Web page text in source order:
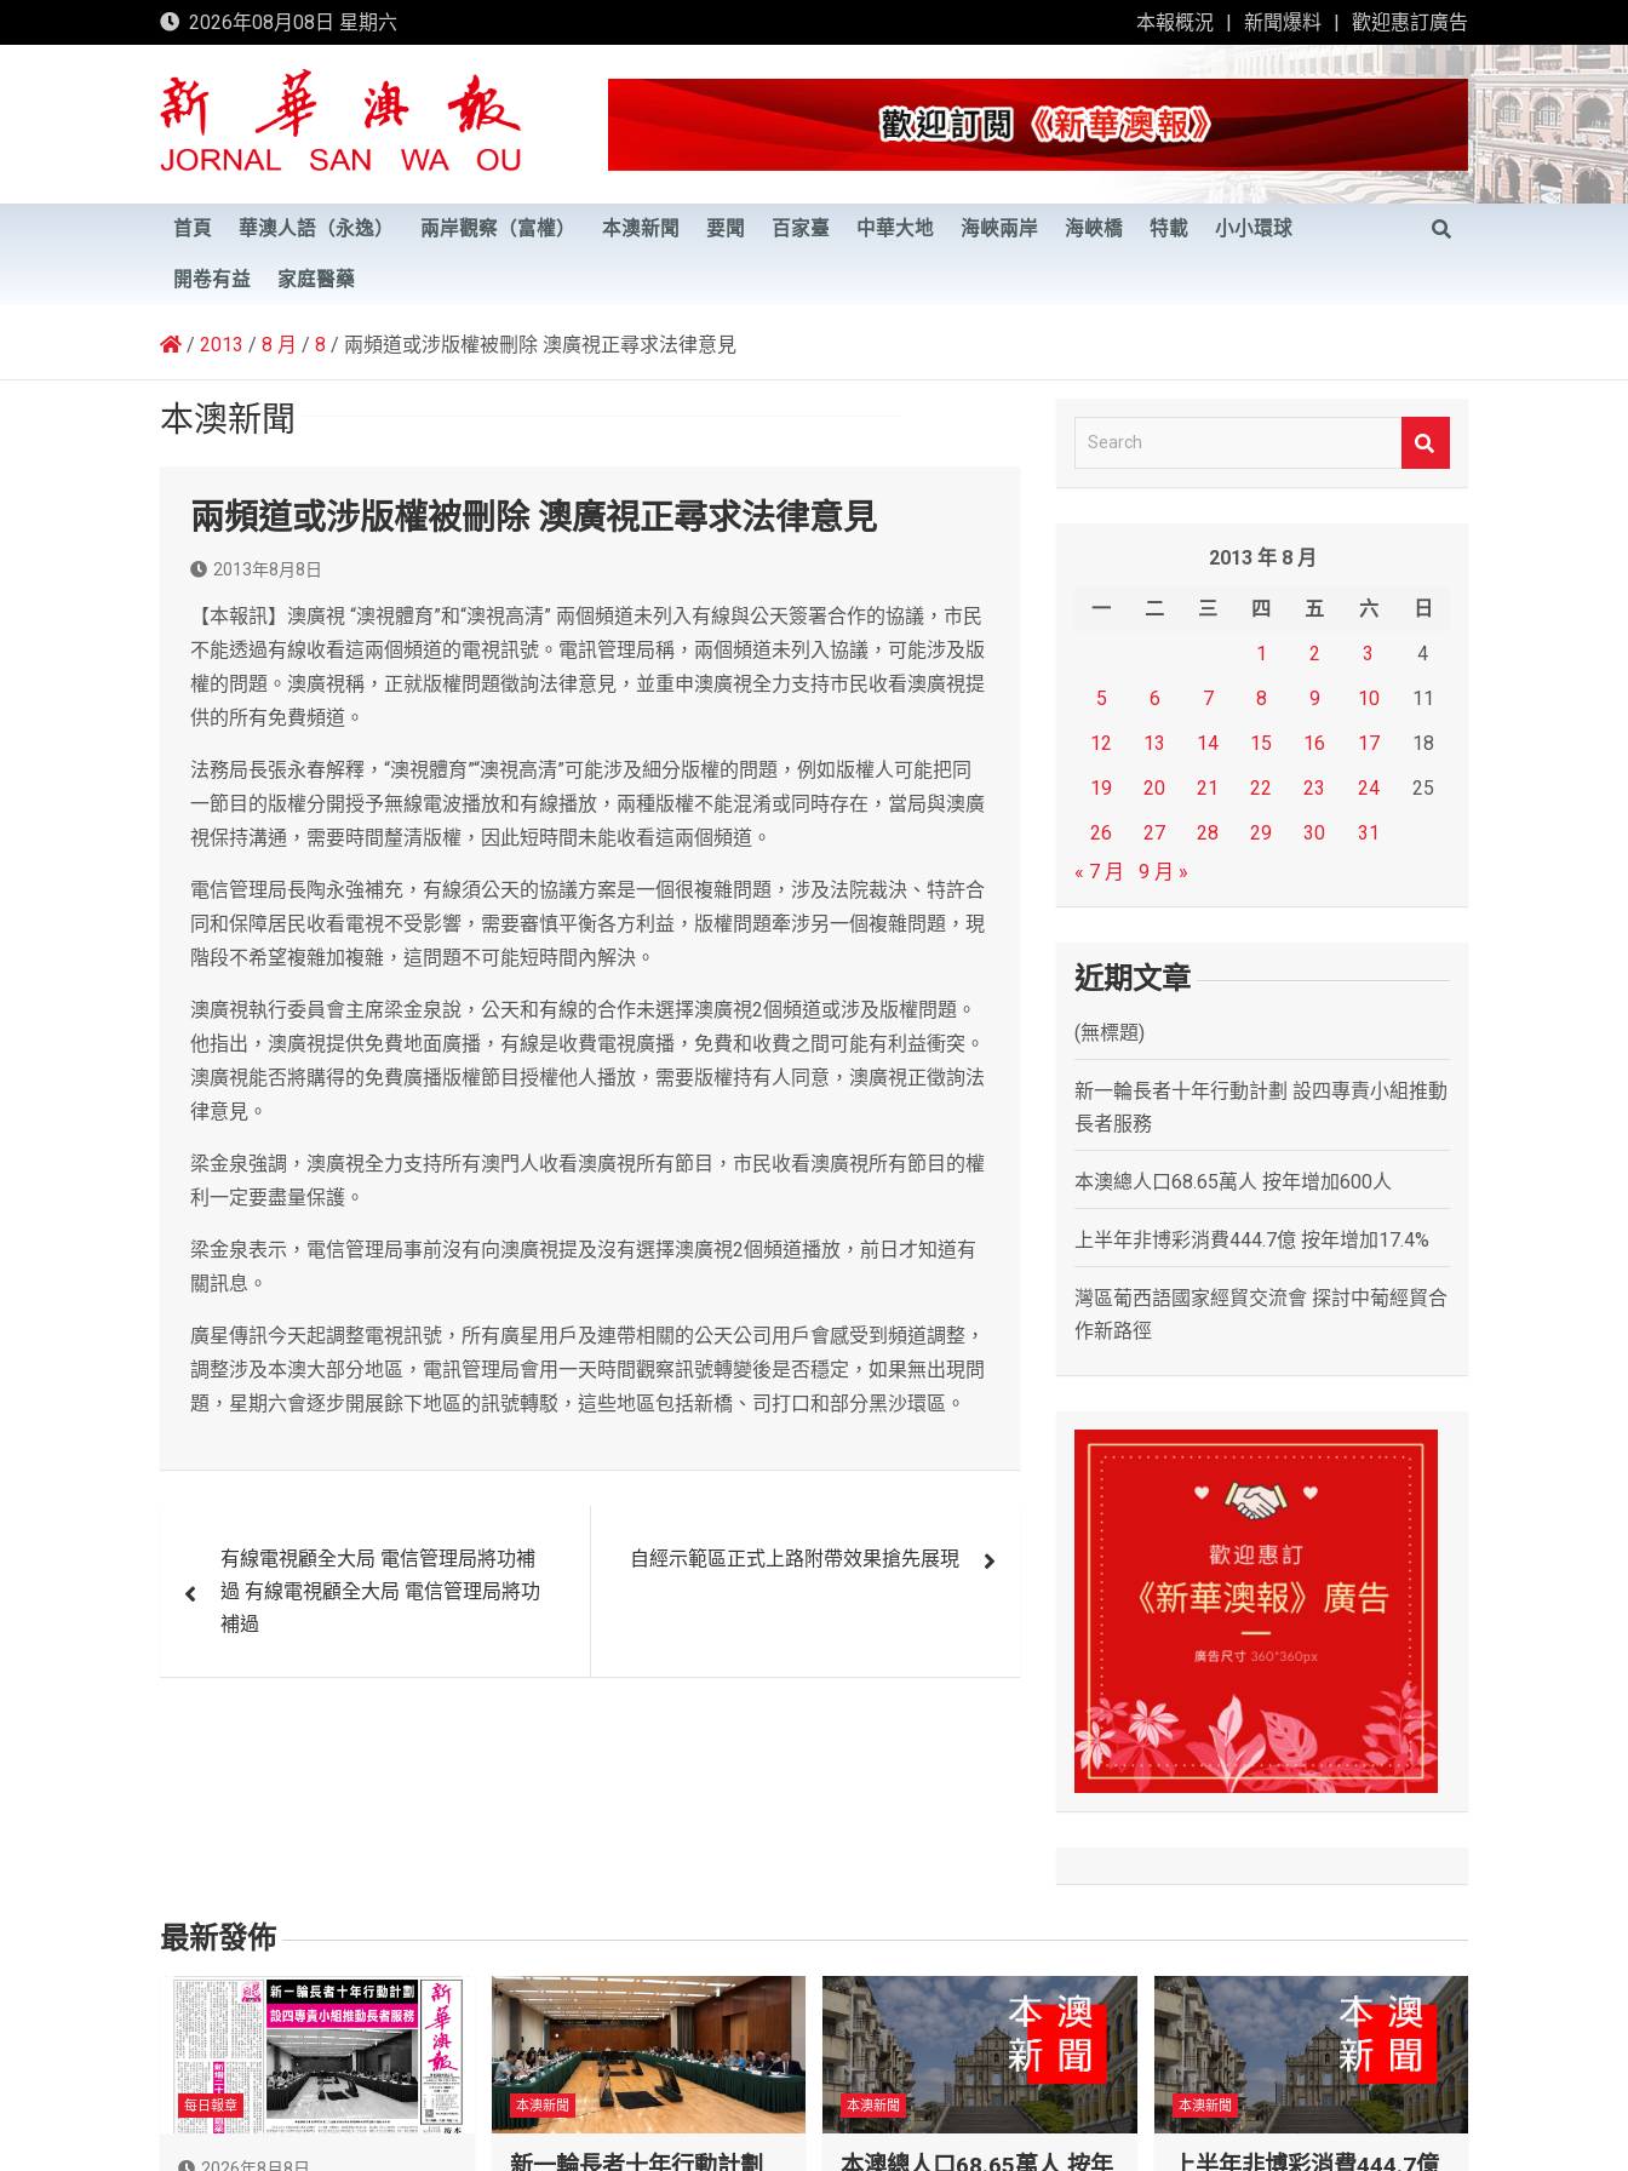
to
2026年08月08日 星期六 本報概況 新聞爆料 歡迎惠訂廣告
新華澳報
首頁 華澳人語（永逸） 兩岸觀察（富權） 本澳新聞 要聞 百家臺 中華大地 海峽兩岸 海峽橋 特載 小小環球
開卷有益 家庭醫藥
2013 8 月 8 兩頻道或涉版權被刪除 澳廣視正尋求法律意見
本澳新聞
兩頻道或涉版權被刪除 澳廣視正尋求法律意見
2013年8月8日
【本報訊】澳廣視 “澳視體育”和“澳視高清” 兩個頻道未列入有線與公天簽署合作的協議，市民
不能透過有線收看這兩個頻道的電視訊號。電訊管理局稱，兩個頻道未列入協議，可能涉及版
權的問題。澳廣視稱，正就版權問題徵詢法律意見，並重申澳廣視全力支持市民收看澳廣視提
供的所有免費頻道。
法務局長張永春解釋，“澳視體育”“澳視高清”可能涉及細分版權的問題，例如版權人可能把同
一節目的版權分開授予無線電波播放和有線播放，兩種版權不能混淆或同時存在，當局與澳廣
視保持溝通，需要時間釐清版權，因此短時間未能收看這兩個頻道。
電信管理局長陶永強補充，有線須公天的協議方案是一個很複雜問題，涉及法院裁決、特許合
同和保障居民收看電視不受影響，需要審慎平衡各方利益，版權問題牽涉另一個複雜問題，現
階段不希望複雜加複雜，這問題不可能短時間內解決。
澳廣視執行委員會主席梁金泉說，公天和有線的合作未選擇澳廣視2個頻道或涉及版權問題。
他指出，澳廣視提供免費地面廣播，有線是收費電視廣播，免費和收費之間可能有利益衝突。
澳廣視能否將購得的免費廣播版權節目授權他人播放，需要版權持有人同意，澳廣視正徵詢法
律意見。
梁金泉強調，澳廣視全力支持所有澳門人收看澳廣視所有節目，市民收看澳廣視所有節目的權
利一定要盡量保護。
梁金泉表示，電信管理局事前沒有向澳廣視提及沒有選擇澳廣視2個頻道播放，前日才知道有
關訊息。
廣星傳訊今天起調整電視訊號，所有廣星用戶及連帶相關的公天公司用戶會感受到頻道調整，
調整涉及本澳大部分地區，電訊管理局會用一天時間觀察訊號轉變後是否穩定，如果無出現問
題，星期六會逐步開展餘下地區的訊號轉駁，這些地區包括新橋、司打口和部分黑沙環區。
章
覽
有線電視顧全大局 電信管理局將功補
過 有線電視顧全大局 電信管理局將功
補過
自經示範區正式上路附帶效果搶先展現
e
2013 年 8 月
一 二 三 四 五 六
日
1
2 3
4
5
6 7 8 9 10
11
12
13 14 15 16 17
18
19
20 21 22 23 24
25
26
27 28 29 30
31
« 7 月
9 月 »
近期文章
(無標題)
新一輪長者十年行動計劃 設四專責小組推動
長者服務
本澳總人口68.65萬人 按年增加600人
上半年非博彩消費444.7億 按年增加17.4%
灣區葡西語國家經貿交流會 探討中葡經貿合
作新路徑
最新發佈
每日報章 本澳新聞 本澳新聞 本澳新聞